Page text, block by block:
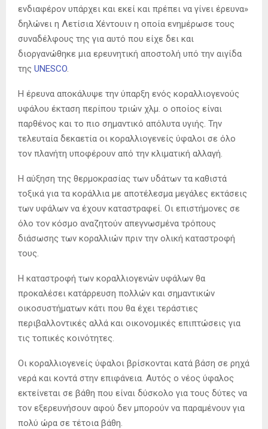
ενδιαφέρον υπάρχει και εκεί και πρέπει να γίνει έρευνα»
δηλώνει η Λετίσια Χέντουιν η οποία ενημέρωσε τους
συναδέλφους της για αυτό που είχε δει και
διοργανώθηκε μια ερευνητική αποστολή υπό την αιγίδα
της UNESCO
Η έρευνα αποκάλυψε την ύπαρξη ενός κοραλλιογενούς
υφάλου έκταση περίπου τριών χλμ. ο οποίος είναι
παρθένος και το πιο σημαντικό απόλυτα υγιής. Την
τελευταία δεκαετία οι κοραλλιογενείς ύφαλοι σε όλο
τον πλανήτη υποφέρουν από την κλιματική αλλαγή.
Η αύξηση της θερμοκρασίας των υδάτων τα καθιστά
τοξικά για τα κοράλλια με αποτέλεσμα μεγάλες εκτάσεις
των υφάλων να έχουν καταστραφεί. Οι επιστήμονες σε
όλο τον κόσμο αναζητούν απεγνωσμένα τρόπους
διάσωσης των κοραλλιών πριν την ολική καταστροφή
τους.
Η καταστροφή των κοραλλιογενών υφάλων θα
προκαλέσει κατάρρευση πολλών και σημαντικών
οικοσυστήματων κάτι που θα έχει τεράστιες
περιβαλλοντικές αλλά και οικονομικές επιπτώσεις για
τις τοπικές κοινότητες.
Οι κοραλλιογενείς ύφαλοι βρίσκονται κατά βάση σε ρηχά
νερά και κοντά στην επιφάνεια. Αυτός ο νέος ύφαλος
εκτείνεται σε βάθη που είναι δύσκολο για τους δύτες να
τον εξερευνήσουν αφού δεν μπορούν να παραμένουν για
πολύ ώρα σε τέτοια βάθη.